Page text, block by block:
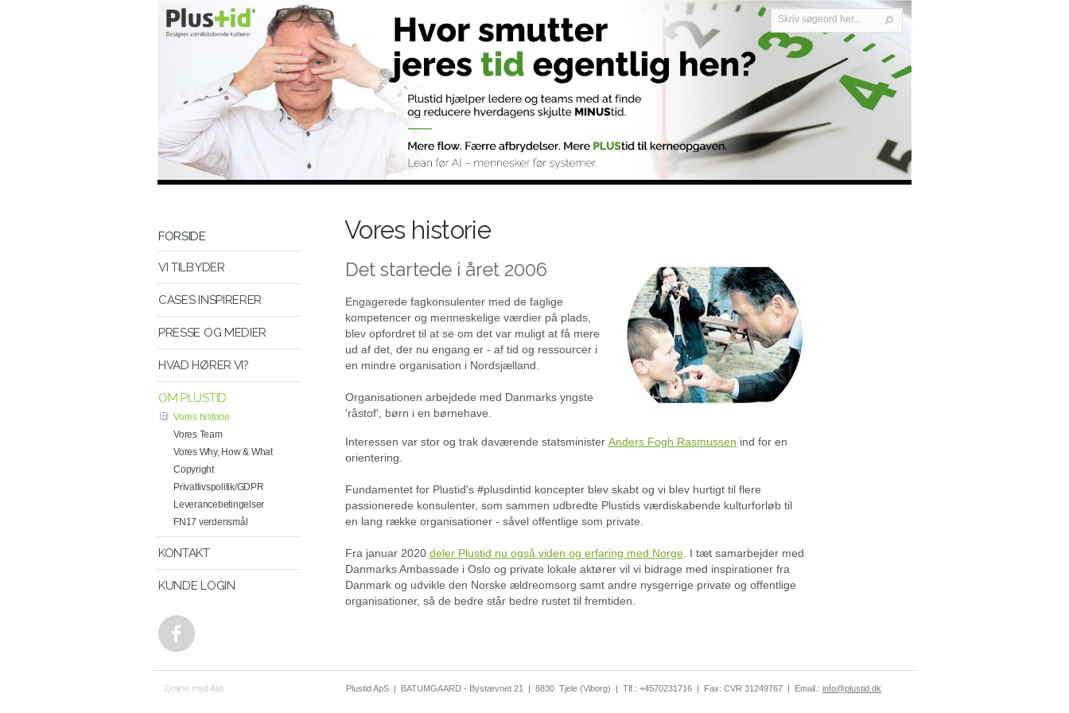
FORSIDE
VI TILBYDER
CASES INSPIRERER
PRESSE OG MEDIER
HVAD HØRER VI?
OM PLUSTID
Vores historie
Vores Team
Vores Why, How & What
Copyright
Privatlivspolitik/GDPR
Leverancebetingelser
FN17 verdensmål
KONTAKT
KUNDE LOGIN
Vores historie
Det startede i året 2006
Engagerede fagkonsulenter med de faglige
kompetencer og menneskelige værdier på plads,
blev opfordret til at se om det var muligt at få mere
ud af det, der nu engang er - af tid og ressourcer i
en mindre organisation i Nordsjælland.
Organisationen arbejdede med Danmarks yngste
'råstof', børn i en børnehave.
Interessen var stor og trak daværende statsminister Anders Fogh Rasmussen ind for en
orientering.
Fundamentet for Plustid's #plusdintid koncepter blev skabt og vi blev hurtigt til flere
passionerede konsulenter, som sammen udbredte Plustids værdiskabende kulturforløb til
en lang række organisationer - såvel offentlige som private.
Fra januar 2020 deler Plustid nu også viden og erfaring med Norge . I tæt samarbejder med
Danmarks Ambassade i Oslo og private lokale aktører vil vi bidrage med inspirationer fra
Danmark og udvikle den Norske ældreomsorg samt andre nysgerrige private og offentlige
organisationer, så de bedre står bedre rustet til fremtiden.
Online med Alia Plustid ApS | BATUMGAARD - Bystævnet 21 | 8830 Tjele (Viborg) | Tlf.: +4570231716 | Fax: CVR 31249767 | Email.: info@plustid.dk